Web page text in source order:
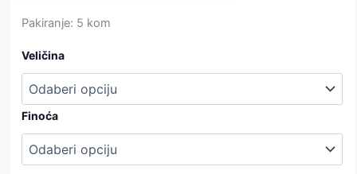
Pakiranje: 5 kom
Veličina
Finoća